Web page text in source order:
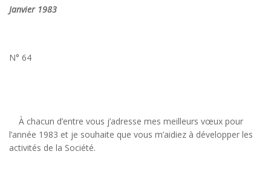
Janvier 1983
N° 64
À chacun d’entre vous j’adresse mes meilleurs vœux pour
l’année 1983 et je souhaite que vous m’aidiez à développer les
activités de la Société.